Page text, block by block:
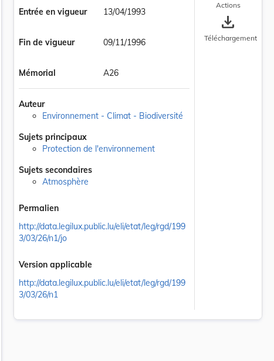
Entrée en vigueur
13/04/1993
Fin de vigueur 09/11/1996
Mémorial A26
Auteur
Environnement - Climat - Biodiversité
Sujets principaux
Protection de l'environnement
Sujets secondaires
Atmosphère
Permalien
http://data.legilux.public.lu/eli/etat/leg/rgd/199
3/03/26/n1/jo
Version applicable
http://data.legilux.public.lu/eli/etat/leg/rgd/199
3/03/26/n1
Actions
save_alt
Téléchargement